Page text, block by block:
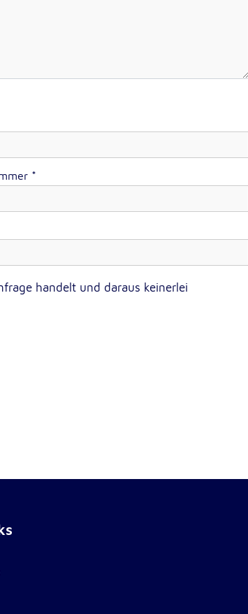
*
handelt und daraus keinerlei